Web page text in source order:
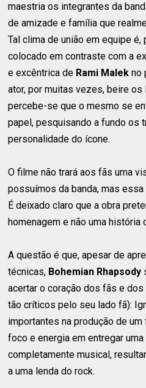
maestria os integrantes da
de amizade e família que
Tal clima de união em equipe
colocado em contraste com a
e excêntrica de Rami Malek no
ator, por muitas vezes, beire os
percebe-se que o mesmo se
papel, pesquisando a fundo os
personalidade do ícone.
O filme não trará aos fãs uma
possuímos da banda, mas
É deixado claro que a obra
homenagem e não uma história
A questão é que, apesar de
técnicas, Bohemian Rhapsody
acertar o coração dos fãs e
tão críticos pelo seu lado fã):
importantes na produção de
foco e energia em entregar
completamente musical,
a uma lenda do rock.